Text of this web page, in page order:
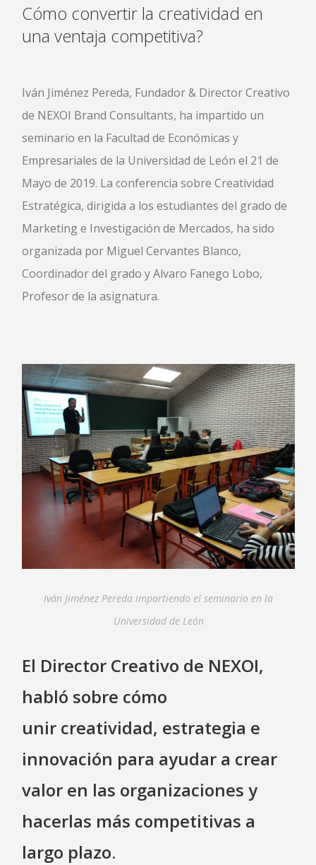
Cómo convertir la creatividad en
una ventaja competitiva?
Iván Jiménez Pereda, Fundador & Director Creativo
de NEXOI Brand Consultants, ha impartido un
seminario en la Facultad de Económicas y
Empresariales de la Universidad de León el 21 de
Mayo de 2019. La conferencia sobre Creatividad
Estratégica, dirigida a los estudiantes del grado de
Marketing e Investigación de Mercados, ha sido
organizada por Miguel Cervantes Blanco,
Coordinador del grado y Alvaro Fanego Lobo,
Profesor de la asignatura.
Iván Jiménez Pereda impartiendo el seminario en la
Universidad de León
El Director Creativo de NEXOI,
habló sobre cómo
unir creatividad, estrategia e
innovación para ayudar a crear
valor en las organizaciones y
hacerlas más competitivas a
largo plazo.